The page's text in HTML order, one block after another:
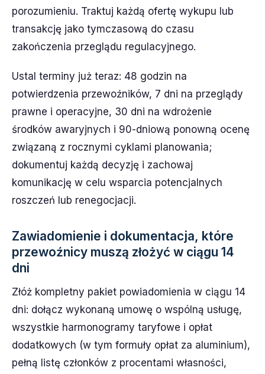
porozumieniu. Traktuj każdą ofertę wykupu lub
transakcję jako tymczasową do czasu
zakończenia przeglądu regulacyjnego.
Ustal terminy już teraz: 48 godzin na
potwierdzenia przewoźników, 7 dni na przeglądy
prawne i operacyjne, 30 dni na wdrożenie
środków awaryjnych i 90-dniową ponowną ocenę
związaną z rocznymi cyklami planowania;
dokumentuj każdą decyzję i zachowaj
komunikację w celu wsparcia potencjalnych
roszczeń lub renegocjacji.
Zawiadomienie i dokumentacja, które
przewoźnicy muszą złożyć w ciągu 14
dni
Złóż kompletny pakiet powiadomienia w ciągu 14
dni: dołącz wykonaną umowę o wspólną usługę,
wszystkie harmonogramy taryfowe i opłat
dodatkowych (w tym formuły opłat za aluminium),
pełną listę członków z procentami własności,